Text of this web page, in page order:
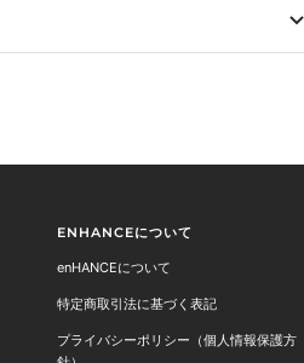
ENHANCEについて
enHANCEについて
特定商取引法に基づく表記
プライバシーポリシー（個人情報保護方